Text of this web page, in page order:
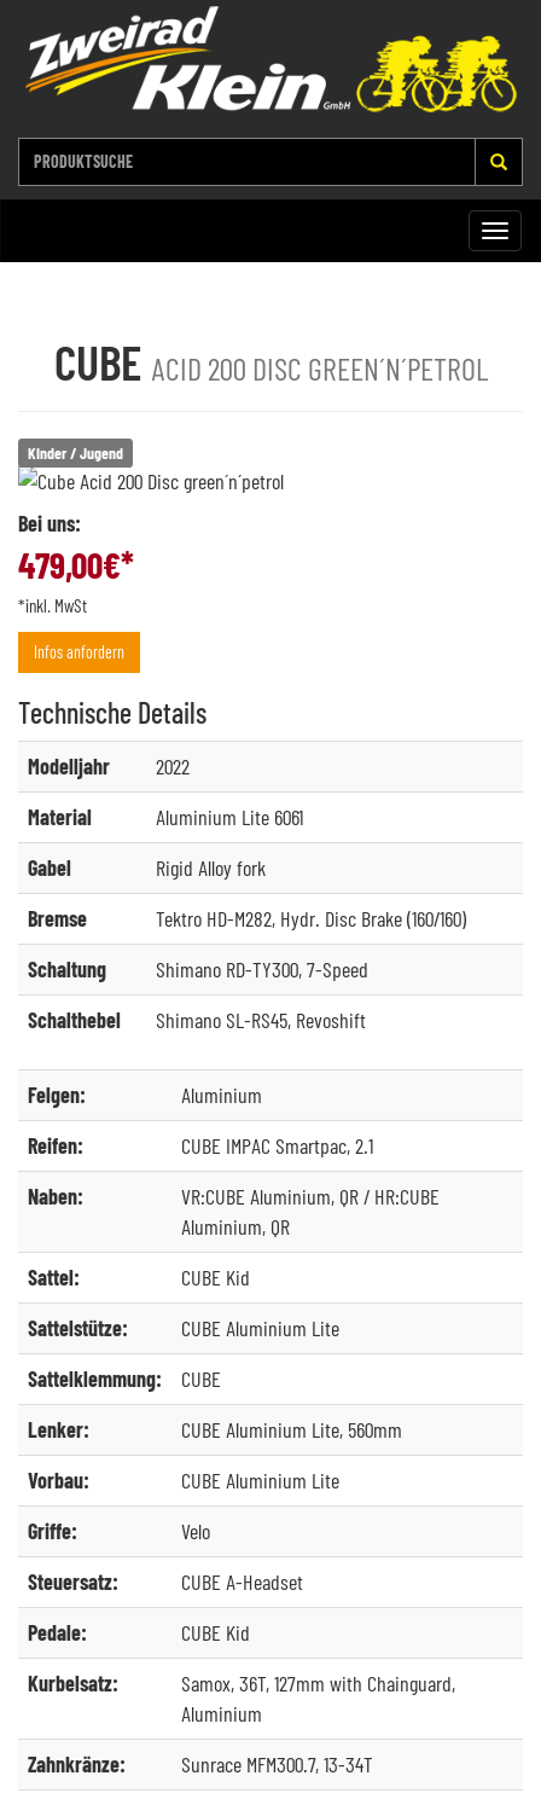
Toggle
CUBE ACID 200 DISC GREEN´N´PETROL
Kinder / Jugend
Bei uns:
479,00€*
*inkl. MwSt
Infos anfordern
Technische Details
Modelljahr
2022
Material
Aluminium Lite 6061
Gabel
Rigid Alloy fork
Bremse
Tektro HD-M282, Hydr. Disc Brake (160/160)
Schaltung
Shimano RD-TY300, 7-Speed
Schalthebel
Shimano SL-RS45, Revoshift
Felgen:
Aluminium
Reifen:
CUBE IMPAC Smartpac, 2.1
Naben:
VR:CUBE Aluminium, QR / HR:CUBE
Aluminium, QR
Sattel:
CUBE Kid
Sattelstütze:
CUBE Aluminium Lite
Sattelklemmung:
CUBE
Lenker:
CUBE Aluminium Lite, 560mm
Vorbau:
CUBE Aluminium Lite
Griffe:
Velo
Steuersatz:
CUBE A-Headset
Pedale:
CUBE Kid
Kurbelsatz:
Samox, 36T, 127mm with Chainguard,
Aluminium
Zahnkränze:
Sunrace MFM300.7, 13-34T